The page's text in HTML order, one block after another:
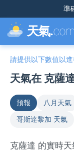
準
天氣.
請提供以下數值以
天氣在 克薩
預報 八月天氣
哥斯達黎加 天氣
克薩達 的實時